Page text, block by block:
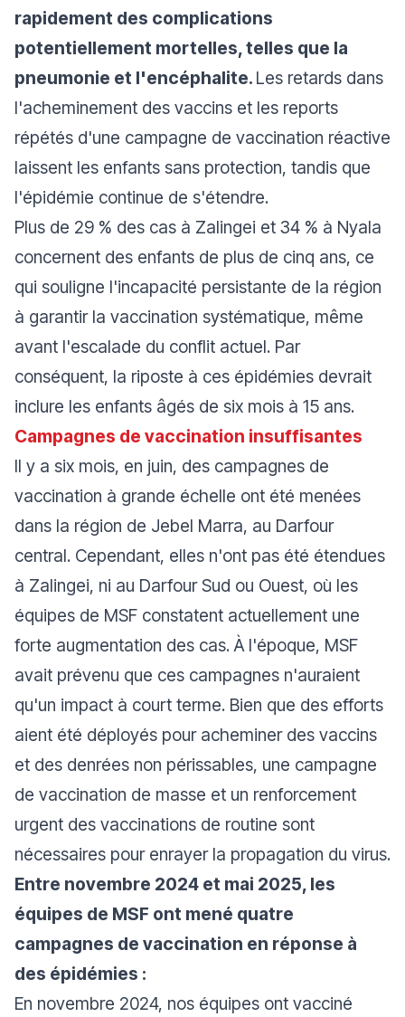
rapidement des complications
potentiellement mortelles, telles que la
pneumonie et l'encéphalite. Les retards dans
l'acheminement des vaccins et les reports
répétés d'une campagne de vaccination réactive
laissent les enfants sans protection, tandis que
l'épidémie continue de s'étendre.
Plus de 29 % des cas à Zalingei et 34 % à Nyala
concernent des enfants de plus de cinq ans, ce
qui souligne l'incapacité persistante de la région
à garantir la vaccination systématique, même
avant l'escalade du conflit actuel. Par
conséquent, la riposte à ces épidémies devrait
inclure les enfants âgés de six mois à 15 ans.
Campagnes de vaccination insuffisantes
Il y a six mois, en juin, des campagnes de
vaccination à grande échelle ont été menées
dans la région de Jebel Marra, au Darfour
central. Cependant, elles n'ont pas été étendues
à Zalingei, ni au Darfour Sud ou Ouest, où les
équipes de MSF constatent actuellement une
forte augmentation des cas. À l'époque, MSF
avait prévenu que ces campagnes n'auraient
qu'un impact à court terme. Bien que des efforts
aient été déployés pour acheminer des vaccins
et des denrées non périssables, une campagne
de vaccination de masse et un renforcement
urgent des vaccinations de routine sont
nécessaires pour enrayer la propagation du virus.
Entre novembre 2024 et mai 2025, les
équipes de MSF ont mené quatre
campagnes de vaccination en réponse à
des épidémies :
En novembre 2024, nos équipes ont vacciné